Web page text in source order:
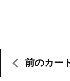
前のカー